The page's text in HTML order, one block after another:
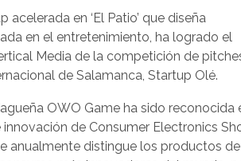
acelerada en ‘El Patio’ que diseña
en el entretenimiento, ha logrado el
Media de la competición de
de Salamanca, Startup Olé.
OWO Game ha sido reconocida
de Consumer Electronics
anualmente distingue los productos de